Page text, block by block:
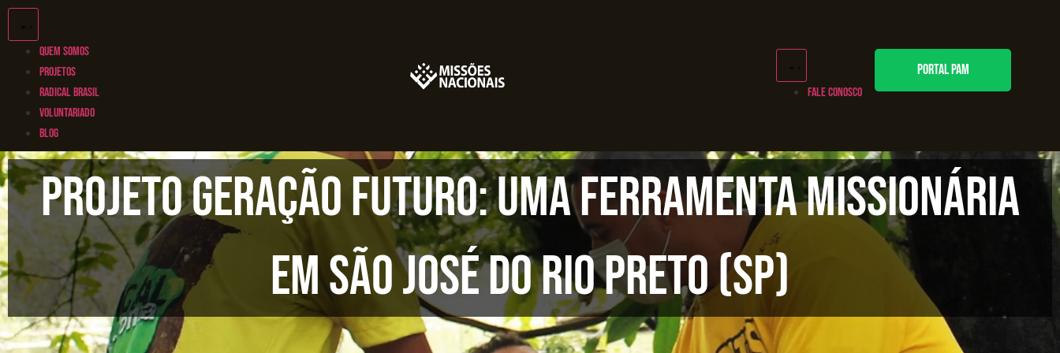
QUEM SOMOS
PROJETOS
RADICAL BRASIL
VOLUNTARIADO
BLOG
FALE CONOSCO
PORTAL PAM
Projeto Geração Futuro: uma ferramenta missionária
em São José do Rio Preto (SP)